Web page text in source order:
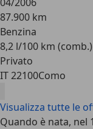
87.900 km
Benzina
8,2 l/100 km (comb.)
Privato
IT 22100Como
Visualizza tutte le
Quando è nata, nel